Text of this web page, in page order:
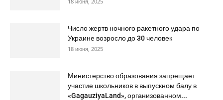
Число жертв ночного ракетного удара по
Украине возросло до 30 человек
18 июня, 2025
Министерство образования запрещает
участие школьников в выпускном балу в
«GagauziyaLand», организованном...